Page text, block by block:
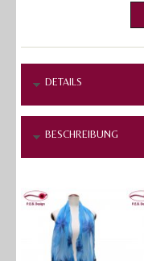
DETAILS
BESCHREIBUNG